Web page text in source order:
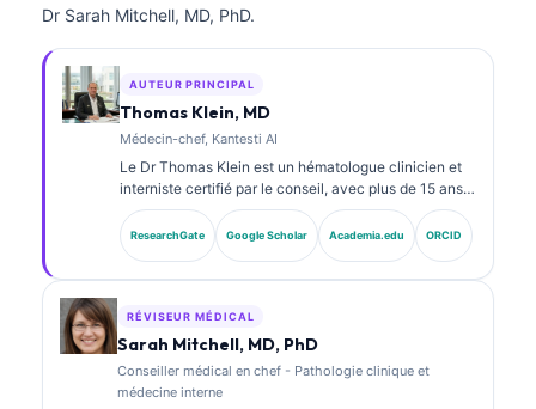
Dr Sarah Mitchell, MD, PhD.
AUTEUR PRINCIPAL
Thomas Klein, MD
Médecin-chef, Kantesti AI
Le Dr Thomas Klein est un hématologue clinicien et
interniste certifié par le conseil, avec plus de 15 ans
d’expérience en médecine de laboratoire et en
analyse clinique assistée par l’IA. En tant que
directeur médical (Chief Medical Officer) chez
Le Dr Klein a publié de nombreux travaux sur
l’interprétation des biomarqueurs et les diagnostics
laboratoire.
ResearchGate Google Scholar Academia.edu ORCID
RÉVISEUR MÉDICAL
Sarah Mitchell, MD, PhD
Conseiller médical en chef - Pathologie clinique et
médecine interne